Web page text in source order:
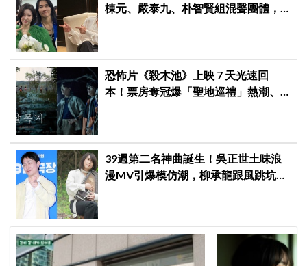
棟元、嚴泰九、朴智賢組混聲團體，
恐怖片《殺木池》上映 7 天光速回
本！票房奪冠爆「聖地巡禮」熱潮、
39週第二名神曲誕生！吳正世土味浪
漫MV引爆模仿潮，柳承龍跟風跳坑：